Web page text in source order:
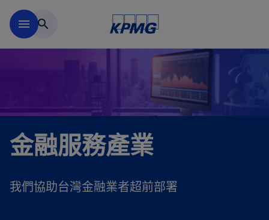
menu search
金融服務產業
我們協助台灣金融業者超前部署